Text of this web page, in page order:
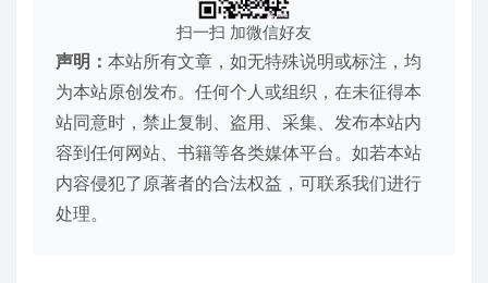
扫一扫 加微信好友
声明： 本站所有文章，如无特殊说明或标注，均
为本站原创发布。任何个人或组织，在未征得本
站同意时，禁止复制、盗用、采集、发布本站内
容到任何网站、书籍等各类媒体平台。如若本站
内容侵犯了原著者的合法权益，可联系我们进行
处理。